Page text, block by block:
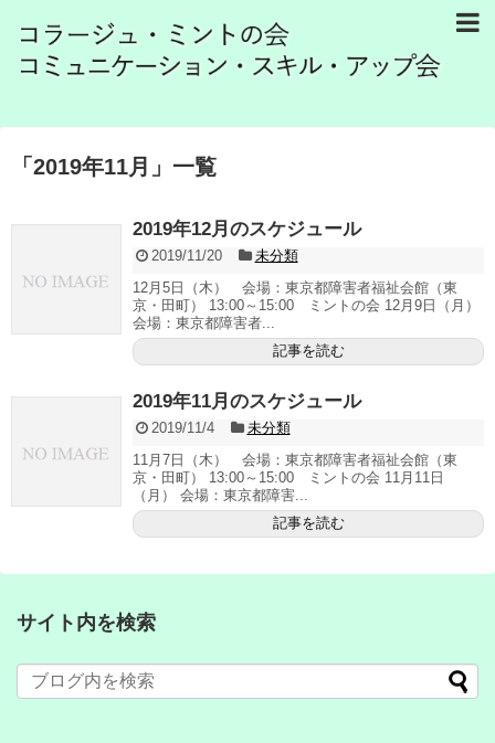
「 2019年11月 」 一覧
2019年12月のスケジュール
2019/11/20
未分類
12月5日（木） 会場：東京都障害者福祉会館（東
京・田町） 13:00～15:00 ミントの会 12月9日（月）
会場：東京都障害者...
記事を読む
2019年11月のスケジュール
2019/11/4
未分類
11月7日（木） 会場：東京都障害者福祉会館（東
京・田町） 13:00～15:00 ミントの会 11月11日
（月） 会場：東京都障害...
記事を読む
サイト内を検索